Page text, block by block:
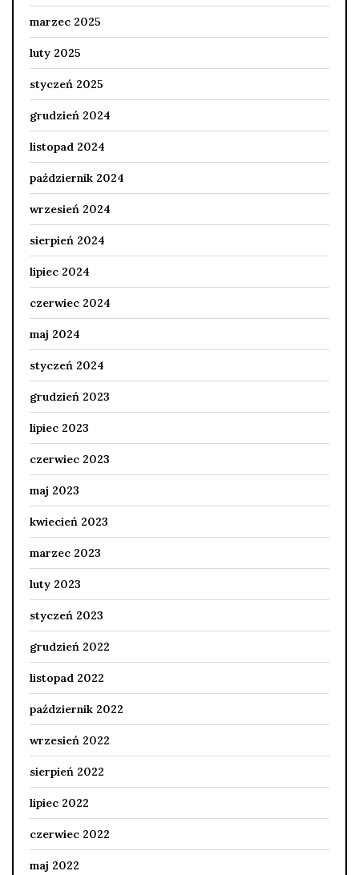
marzec 2025
luty 2025
styczeń 2025
grudzień 2024
listopad 2024
październik 2024
wrzesień 2024
sierpień 2024
lipiec 2024
czerwiec 2024
maj 2024
styczeń 2024
grudzień 2023
lipiec 2023
czerwiec 2023
maj 2023
kwiecień 2023
marzec 2023
luty 2023
styczeń 2023
grudzień 2022
listopad 2022
październik 2022
wrzesień 2022
sierpień 2022
lipiec 2022
czerwiec 2022
maj 2022